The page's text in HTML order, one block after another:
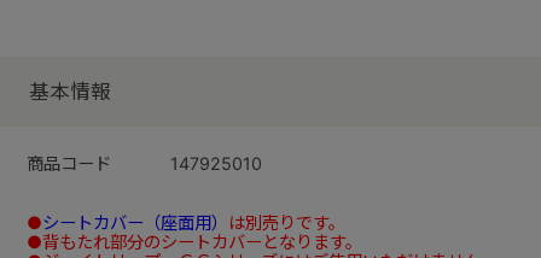
基本情報
商品コード 147925010
●シートカバー（座面用）
は別売りです。
●背もたれ部分のシートカバーとなります。